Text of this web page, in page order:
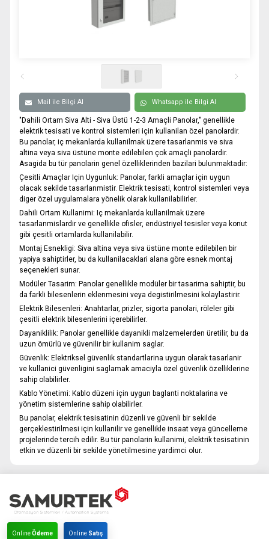
Tüm hakkı saklıdır. Sitemizde kullanılan tüm içerik ve görseller
SAmurtek Otomasyon’a ait olup izinsiz kullanımı hukuki yaptırıma tabidir.
Mail ile Bilgi Al Whatsapp ile Bilgi Al
"Dahili Ortam Siva Alti - Siva Üstü 1-2-3 Amaçli Panolar," genellikle
elektrik tesisati ve kontrol sistemleri için kullanilan özel panolardir.
Bu panolar, iç mekanlarda kullanilmak üzere tasarlanmis ve siva
altina veya siva üstüne monte edilebilen çok amaçli panolardir.
Asagida bu tür panolarin genel özelliklerinden bazilari bulunmaktadir:
Çesitli Amaçlar Için Uygunluk: Panolar, farkli amaçlar için uygun
olacak sekilde tasarlanmistir. Elektrik tesisati, kontrol sistemleri veya
diger özel uygulamalara yönelik olarak kullanilabilirler.
Dahili Ortam Kullanimi: Iç mekanlarda kullanilmak üzere
tasarlanmislardir ve genellikle ofisler, endüstriyel tesisler veya konut
gibi çesitli ortamlarda kullanilabilir.
Montaj Esnekligi: Siva altina veya siva üstüne monte edilebilen bir
yapiya sahiptirler, bu da kullanilacaklari alana göre esnek montaj
seçenekleri sunar.
Modüler Tasarim: Panolar genellikle modüler bir tasarima sahiptir, bu
da farkli bilesenlerin eklenmesini veya degistirilmesini kolaylastirir.
Elektrik Bilesenleri: Anahtarlar, prizler, sigorta panolari, röleler gibi
çesitli elektrik bilesenlerini içerebilirler.
Dayaniklilik: Panolar genellikle dayanikli malzemelerden üretilir, bu da
uzun ömürlü ve güvenilir bir kullanim saglar.
Güvenlik: Elektriksel güvenlik standartlarina uygun olarak tasarlanir
ve kullanici güvenligini saglamak amaciyla özel güvenlik özelliklerine
sahip olabilirler.
Kablo Yönetimi: Kablo düzeni için uygun baglanti noktalarina ve
yönetim sistemlerine sahip olabilirler.
Bu panolar, elektrik tesisatinin düzenli ve güvenli bir sekilde
gerçeklestirilmesi için kullanilir ve genellikle insaat veya güncelleme
projelerinde tercih edilir. Bu tür panolarin kullanimi, elektrik tesisatinin
etkin ve düzenli bir sekilde yönetilmesine yardimci olur.
OnlineÖdeme Online Satış